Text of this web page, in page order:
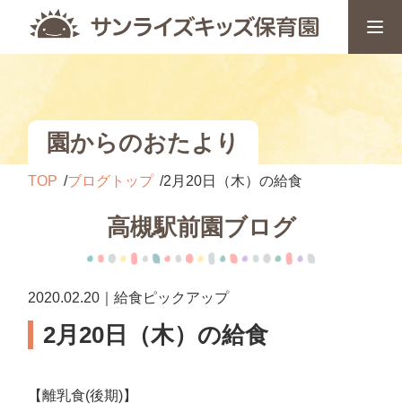
園からのおたより
TOP ブログトップ 2月20日（木）の給食
高槻駅前園ブログ
2020.02.20｜給食ピックアップ
2月20日（木）の給食
【離乳食(後期)】